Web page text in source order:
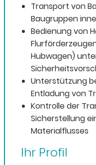
Transport von
Baugruppen
Bedienung von
Hubwagen)
Unterstützung
Entladung von
Kontrolle der
Sicherstellung
Materialflusses
Ihr Profil